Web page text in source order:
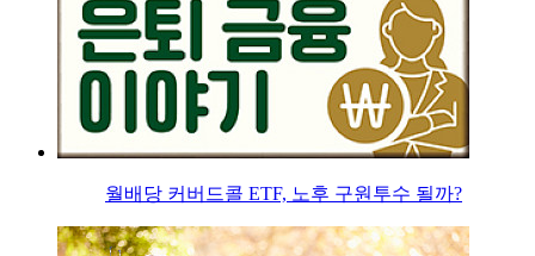
월배당 커버드콜 ETF, 노후 구원투수 될까?